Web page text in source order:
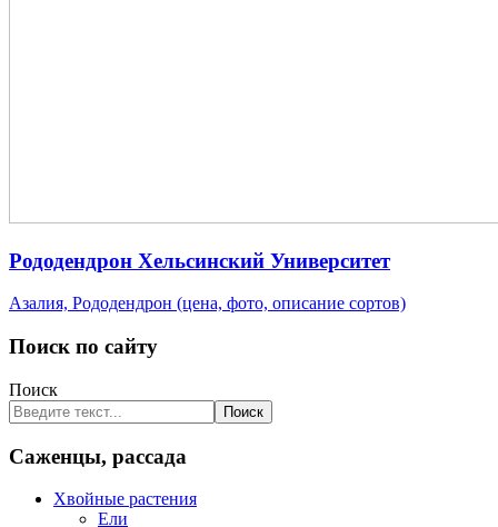
Рододендрон Хельсинский Университет
Азалия, Рододендрон (цена, фото, описание сортов)
Поиск по сайту
Поиск
Поиск
Саженцы, рассада
Хвойные растения
Ели